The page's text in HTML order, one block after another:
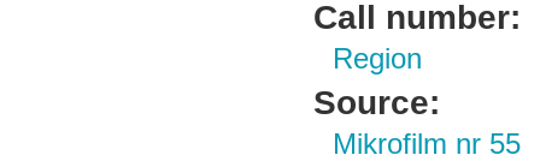
Call number:
Region
Source:
Mikrofilm nr 55